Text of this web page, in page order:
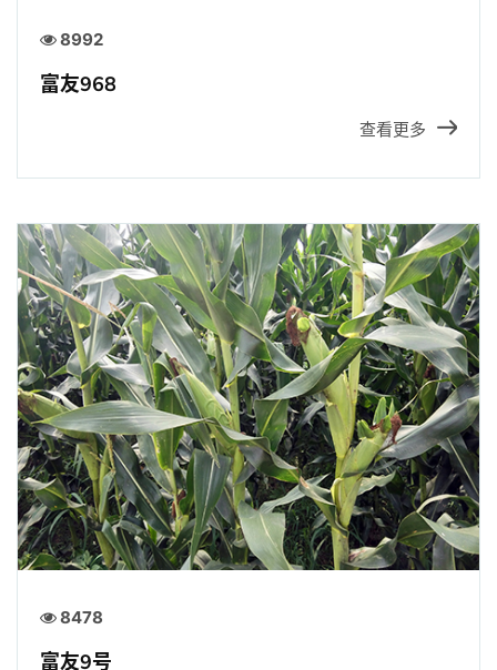
8992
富友968
查看更多
8478
富友9号